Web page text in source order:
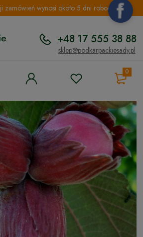
zamówień wynosi około 5 dni roboczych.
+48 17 555 38 88
sklep@podkarpackiesady.pl
0